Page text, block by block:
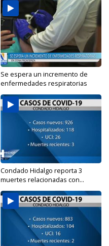
Se espera un incremento de
enfermedades respiratorias
Condado Hidalgo reporta 3
muertes relacionadas con...